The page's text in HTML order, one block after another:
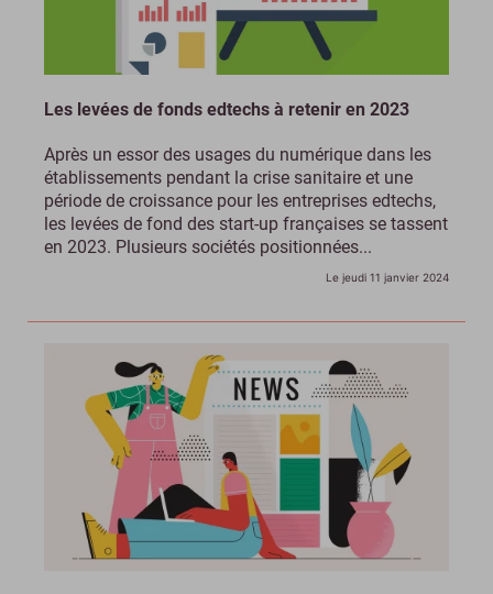
Les levées de fonds edtechs à retenir en 2023
Après un essor des usages du numérique dans les
établissements pendant la crise sanitaire et une
période de croissance pour les entreprises edtechs,
les levées de fond des start-up françaises se tassent
en 2023. Plusieurs sociétés positionnées...
Le jeudi 11 janvier 2024